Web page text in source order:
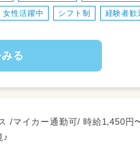
女性活躍中 シフト制 経験者歓
る
/マイカー通勤可/ 時給1,450円
♪